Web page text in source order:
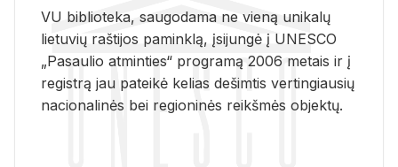
VU biblioteka, saugodama ne vieną unikalų
lietuvių raštijos paminklą, įsijungė į UNESCO
„Pasaulio atminties“ programą 2006 metais ir į
registrą jau pateikė kelias dešimtis vertingiausių
nacionalinės bei regioninės reikšmės objektų.